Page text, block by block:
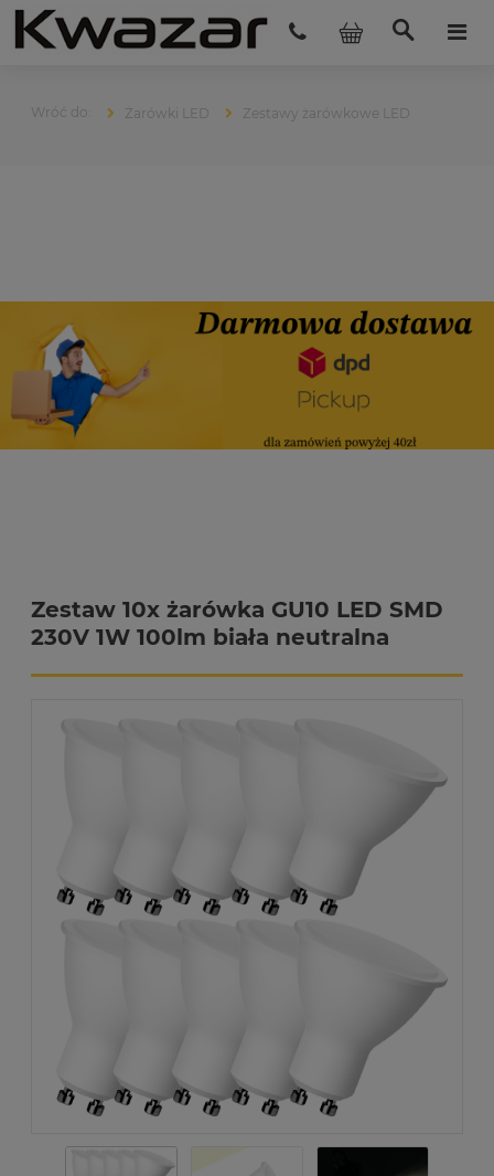
Żarówki LED Zestawy żarówkowe LED
Zestaw 10x żarówka GU10 LED SMD
230V 1W 100lm biała neutralna